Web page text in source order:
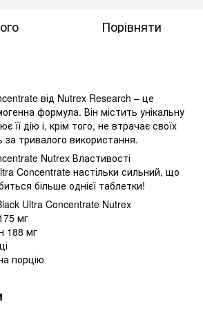
Порівняти
від Nutrex Research – це
формула. Він містить унікальну
її дію і, крім того, не втрачає своїх
за тривалого використання.
Nutrex Властивості
Concentrate настільки сильний, що
більше однієї таблетки!
Ultra Concentrate Nutrex
мг
188 мг
порцію